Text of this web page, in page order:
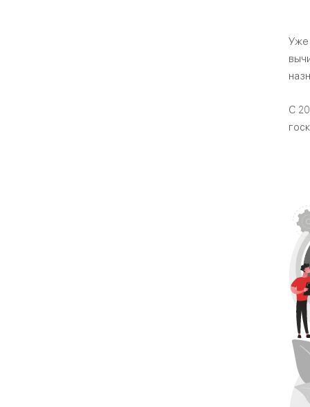
Уже
С